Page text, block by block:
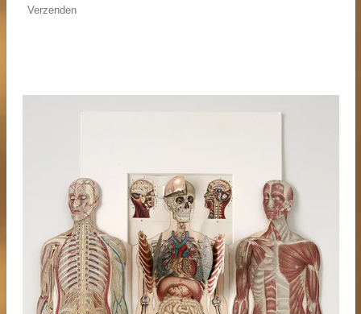
Verzenden